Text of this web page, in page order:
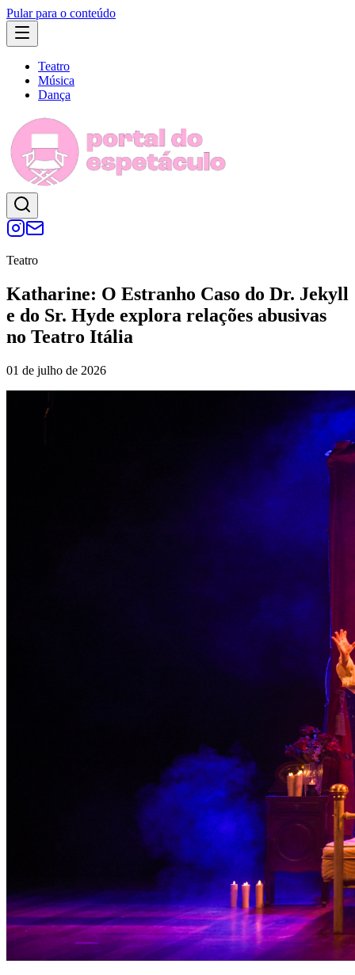
Pular para o conteúdo
Teatro
Música
Dança
Teatro
Katharine: O Estranho Caso do Dr. Jekyll
e do Sr. Hyde explora relações abusivas
no Teatro Itália
01 de julho de 2026